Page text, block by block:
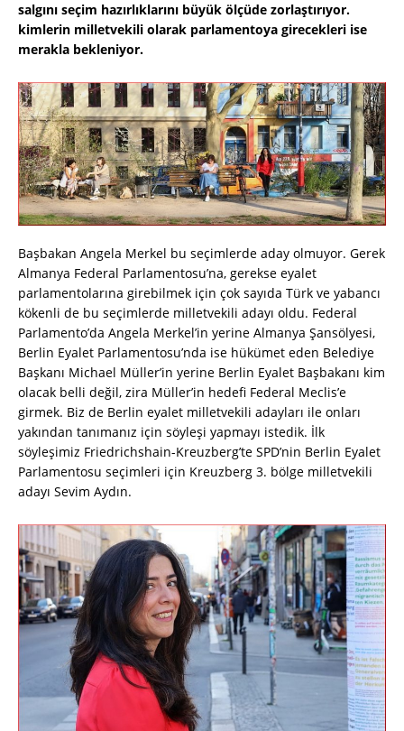
salgını seçim hazırlıklarını büyük ölçüde zorlaştırıyor.
kimlerin milletvekili olarak parlamentoya girecekleri ise
merakla bekleniyor.
Başbakan Angela Merkel bu seçimlerde aday olmuyor. Gerek
Almanya Federal Parlamentosu’na, gerekse eyalet
parlamentolarına girebilmek için çok sayıda Türk ve yabancı
kökenli de bu seçimlerde milletvekili adayı oldu. Federal
Parlamento’da Angela Merkel’in yerine Almanya Şansölyesi,
Berlin Eyalet Parlamentosu’nda ise hükümet eden Belediye
Başkanı Michael Müller’in yerine Berlin Eyalet Başbakanı kim
olacak belli değil, zira Müller’in hedefi Federal Meclis’e
girmek. Biz de Berlin eyalet milletvekili adayları ile onları
yakından tanımanız için söyleşi yapmayı istedik. İlk
söyleşimiz Friedrichshain-Kreuzberg’te SPD’nin Berlin Eyalet
Parlamentosu seçimleri için Kreuzberg 3. bölge milletvekili
adayı Sevim Aydın.